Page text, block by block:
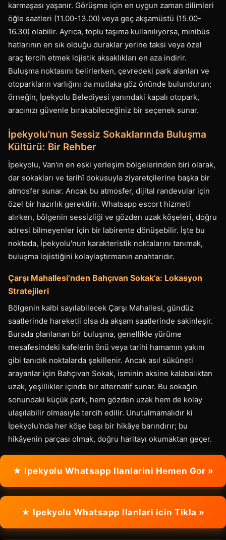
karmaşası yaşanır. Görüşme için en uygun zaman dilimleri
öğle saatleri (11.00-13.00) veya geç akşamüstü (15.00-
16.30) olabilir. Ayrıca, toplu taşıma kullanılıyorsa, minibüs
hatlarının en sık olduğu duraklar yerine taksi veya özel
araç tercih etmek lojistik aksaklıkları en aza indirir.
Buluşma noktasını belirlerken, çevredeki park alanları ve
otoparkların varlığını da mutlaka göz önünde bulundurun;
örneğin, İpekyolu Belediyesi yanındaki kapalı otopark,
aracınızı güvenle bırakabileceğiniz bir seçenek sunar.
İpekyolu'nun Sessiz Sokaklarında Buluşma
Kültürü: Bir Rehber
İpekyolu, Van'ın en eski yerleşim bölgelerinden biri olarak,
dar sokakları ve tarihî dokusuyla ziyaretçilerine başka bir
atmosfer sunar. Ancak bu atmosfer, dijital randevular için
özel bir hazırlık gerektirir. Whatsapp escort hizmeti
alırken, bölgenin sessizliği ve gözden uzak köşeleri, doğru
adresi bilmeyenler için bir labirente dönüşebilir. İşte bu
noktada, İpekyolu'nun karakteristik noktalarını tanımak,
buluşma lojistiğini kolaylaştırmanın anahtarıdır.
Çarşı Mahallesi’nden Bahçıvan Sokak’a: Lokasyon
Stratejileri
Bölgenin kalbi sayılabilecek Çarşı Mahallesi, gündüz
saatlerinde hareketli olsa da akşam saatlerinde sakinleşir.
Burada planlanan bir buluşma, genellikle yürüme
mesafesindeki kafelerin önü veya tarihi hamamın yakını
gibi tanıdık noktalarda şekillenir. Ancak asıl sükûneti
arayanlar için Bahçıvan Sokak, isminin aksine kalabalıktan
uzak, yeşillikler içinde bir alternatif sunar. Bu sokağın
sonundaki küçük park, hem gözden uzak hem de kolay
ulaşılabilir olmasıyla tercih edilir. Unutulmamalıdır ki
İpekyolu'nda her köşe başı bir hikâye barındırır; bu
hikâyenin parçası olmak, doğru haritayı okumaktan geçer.
★ Ipekyolu Whatsapp Ilanlarini Hemen Gor »
★ Ipekyolu Whatsapp Ilanlari icin Tikla »